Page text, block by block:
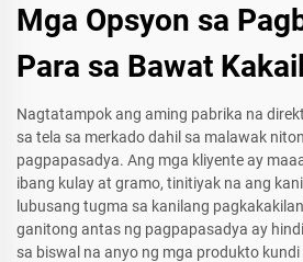
Mga Opsyon sa
Para sa Bawat
Nagtatampok ang aming pabrika na
sa tela sa merkado dahil sa malawak
pagpapasadya. Ang mga kliyente ay
ibang kulay at gramo, tinitiyak na ang
lubusang tugma sa kanilang
ganitong antas ng pagpapasadya ay
sa biswal na anyo ng mga produkto